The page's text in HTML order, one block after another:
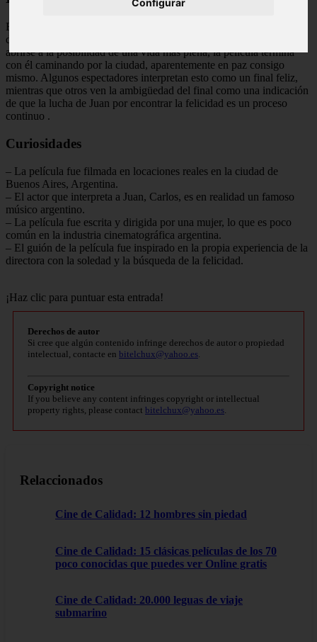
Configurar
El final de «Yo soy el solitario» es abierto a interpretación. Después
de una serie de eventos que llevan a Juan a enfrentar sus miedos y
abrirse a la posibilidad de una vida más plena, la película termina
con él caminando por la ciudad, aparentemente en paz consigo
mismo. Algunos espectadores interpretan esto como un final feliz,
mientras que otros ven la ambigüedad del final como una indicación
de que la lucha de Juan por encontrar la felicidad es un proceso
continuo .
Curiosidades
– La película fue filmada en locaciones reales en la ciudad de
Buenos Aires, Argentina.
– El actor que interpreta a Juan, Carlos, es en realidad un famoso
músico argentino.
– La película fue escrita y dirigida por una mujer, lo que es poco
común en la industria cinematográfica argentina.
– El guión de la película fue inspirado en la propia experiencia de la
directora con la soledad y la búsqueda de la felicidad.
¡Haz clic para puntuar esta entrada!
Derechos de autor
Si cree que algún contenido infringe derechos de autor o propiedad
intelectual, contacte en bitelchux@yahoo.es
Copyright notice
If you believe any content infringes copyright or intellectual
property rights, please contact bitelchux@yahoo.es
Relaccionados
Cine de Calidad: 12 hombres sin piedad
Cine de Calidad: 15 clásicas películas de los 70
poco conocidas que puedes ver Online gratis
Cine de Calidad: 20.000 leguas de viaje
submarino